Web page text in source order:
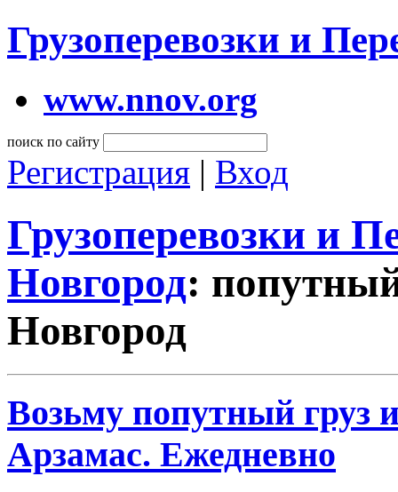
Грузоперевозки и
www.nnov.org
поиск по сайту
Регистрация | Вход
Грузоперевозки и
Новгород:
Новгород
Возьму попутный груз
Арзамас. Ежедневно